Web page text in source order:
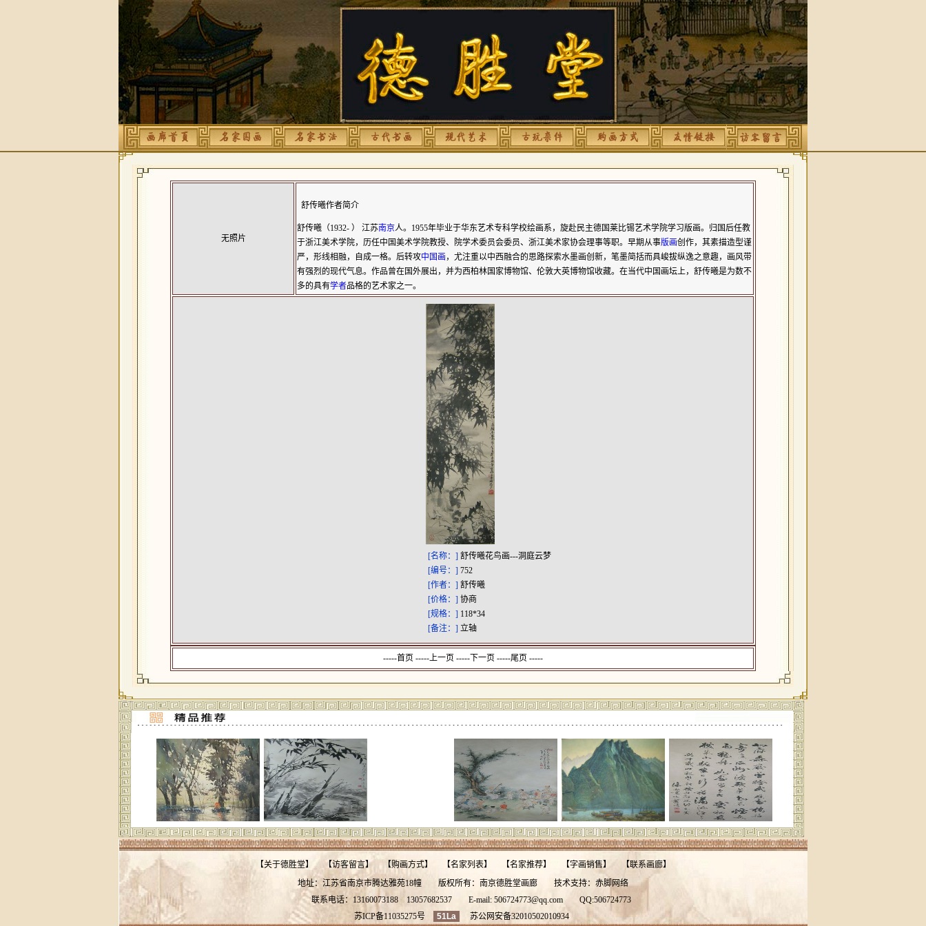
无照片
舒传曦作者简介
舒传曦（1932- ） 江苏南京人。1955年毕业于华东艺术专科学校绘画系，旋赴民主德国莱比锡艺术学院学习版画。归国后任教
于浙江美术学院，历任中国美术学院教授、院学术委员会委员、浙江美术家协会理事等职。早期从事版画创作，其素描造型谨
严，形线相融，自成一格。后转攻中国画 ，尤注重以中西融合的思路探索水墨画创新，笔墨简括而具峻拔纵逸之意趣，画风带
有强烈的现代气息。作品曾在国外展出，并为西柏林国家博物馆、伦敦大英博物馆收藏。在当代中国画坛上，舒传曦是为数不
多的具有学者品格的艺术家之一。
[名称：] 舒传曦花鸟画---洞庭云梦
[编号：] 752
[作者：] 舒传曦
[价格：] 协商
[规格：] 118*34
[备注：] 立轴
-----首页 -----上一页 -----下一页 -----尾页 -----
【关于德胜堂】 【访客留言】 【购画方式】 【名家列表】 【名家推荐】 【字画销售】 【联系画廊】
地址：江苏省南京市腾达雅苑18幢 版权所有：南京德胜堂画廊 技术支持： 赤脚网络
联系电话：13160073188 13057682537 E-mail: 506724773@qq.comQQ:506724773
苏ICP备11035275号
51La 苏公网安备32010502010934